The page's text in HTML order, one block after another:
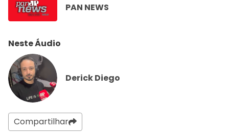
PAN NEWS
Neste Áudio
Derick Diego
Compartilhar